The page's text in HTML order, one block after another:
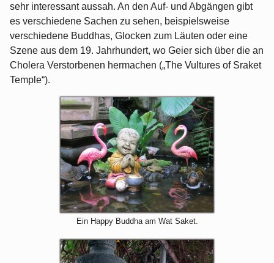
sehr interessant aussah. An den Auf- und Abgängen gibt
es verschiedene Sachen zu sehen, beispielsweise
verschiedene Buddhas, Glocken zum Läuten oder eine
Szene aus dem 19. Jahrhundert, wo Geier sich über die an
Cholera Verstorbenen hermachen („The Vultures of Sraket
Temple“).
Ein Happy Buddha am Wat Saket.